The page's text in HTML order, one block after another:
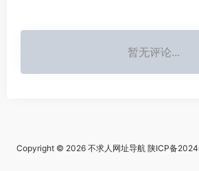
暂无评论...
Copyright © 2026 不求人网址导航 陕ICP备